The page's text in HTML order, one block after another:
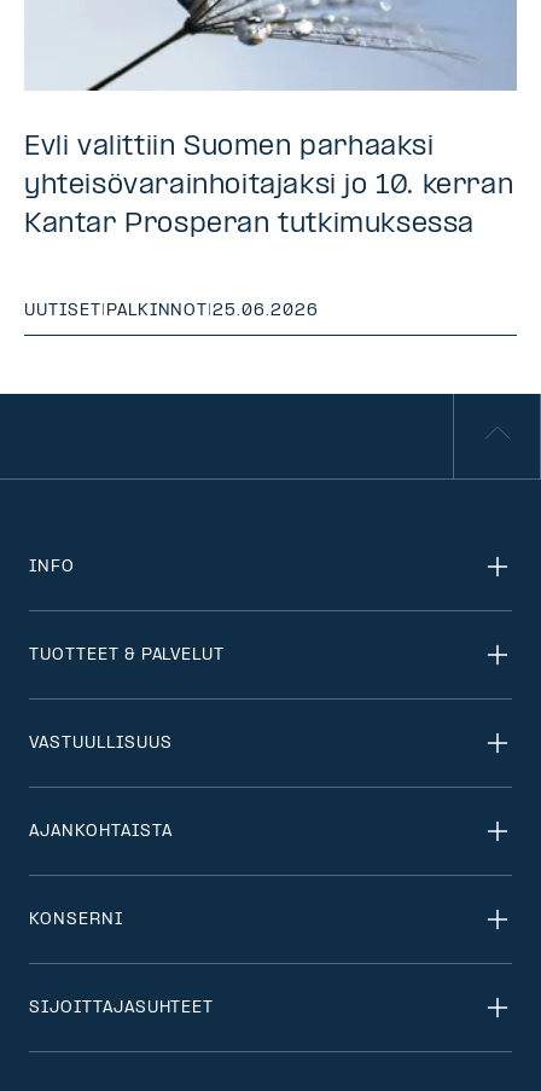
Evli valittiin Suomen parhaaksi
yhteisövarainhoitajaksi jo 10. kerran
Kantar Prosperan tutkimuksessa
UUTISET | PALKINNOT |25.06.2026
INFO
TUOTTEET & PALVELUT
VASTUULLISUUS
AJANKOHTAISTA
KONSERNI
SIJOITTAJASUHTEET